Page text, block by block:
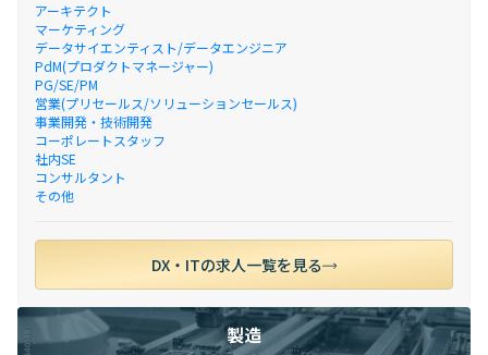
アーキテクト
マーケティング
データサイエンティスト/データエンジニア
PdM(プロダクトマネージャー)
PG/SE/PM
営業(プリセールス/ソリューションセールス)
事業開発・技術開発
コーポレートスタッフ
社内SE
コンサルタント
その他
DX・ITの求人一覧を見る
製造